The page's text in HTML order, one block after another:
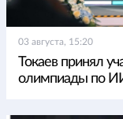
03 августа, 15:20
Токаев принял
олимпиады по